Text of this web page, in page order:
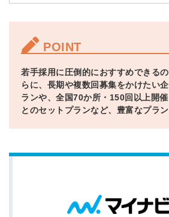
POINT
若手採用に圧倒的におすすめできる
らに、長期や複数回募集をかけたい
ランや、全国70か所・150回以上開
とのセットプランなど、豊富なプラン